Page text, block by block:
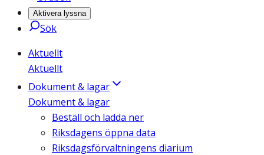
Aktivera lyssna
Sök
Aktuellt
Aktuellt
Dokument & lagar
Dokument & lagar
Beställ och ladda ner
Riksdagens öppna data
Riksdagsförvaltningens diarium